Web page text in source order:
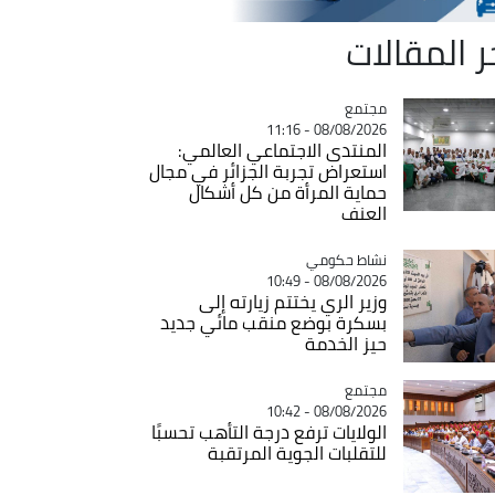
المقالات
Catégorie
مجتمع
08/08/2026 - 11:16
المنتدى الاجتماعي العالمي:
استعراض تجربة الجزائر في مجال
حماية المرأة من كل أشكال
العنف
Catégorie
نشاط حكومي
08/08/2026 - 10:49
وزير الري يختتم زيارته إلى
بسكرة بوضع منقب مائي جديد
حيز الخدمة
Catégorie
مجتمع
08/08/2026 - 10:42
الولايات ترفع درجة التأهب تحسبًا
للتقلبات الجوية المرتقبة